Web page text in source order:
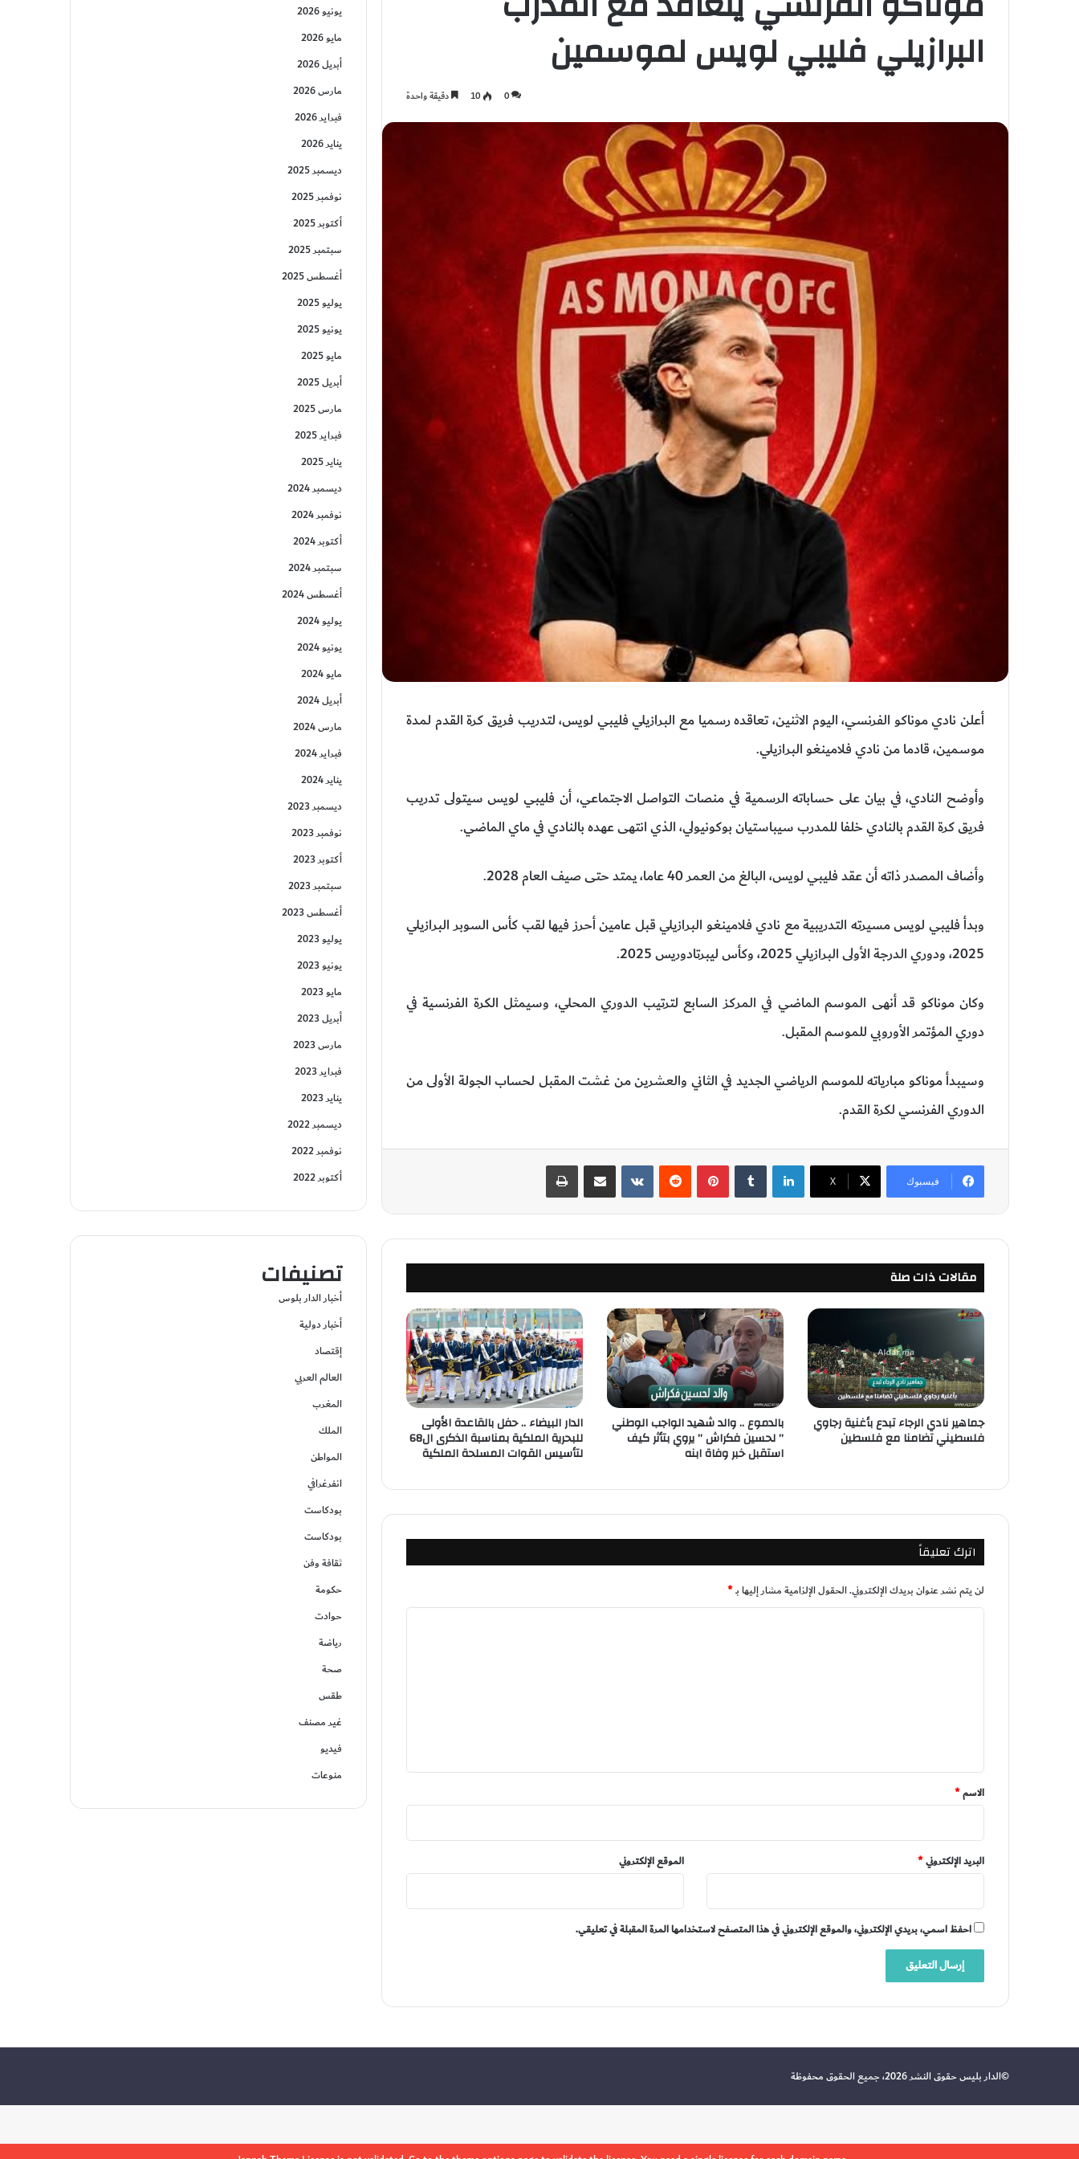
البرازيلي فليبي لويس لموسمين
0
10 دقيقة واحدة
أعلن نادي موناكو الفرنسي، اليوم الاثنين، تعاقده رسميا مع البرازيلي فليبي لويس، لتدريب فريق كرة القدم لمدة
موسمين، قادما من نادي فلامينغو البرازيلي.
وأوضح النادي، في بيان على حساباته الرسمية في منصات التواصل الاجتماعي، أن فليبي لويس سيتولى تدريب
فريق كرة القدم بالنادي خلفا للمدرب سيباستيان بوكونيولي، الذي انتهى عهده بالنادي في ماي الماضي.
وأضاف المصدر ذاته أن عقد فليبي لويس، البالغ من العمر 40 عاما، يمتد حتى صيف العام 2028.
وبدأ فليبي لويس مسيرته التدريبية مع نادي فلامينغو البرازيلي قبل عامين أحرز فيها لقب كأس السوبر البرازيلي
2025، ودوري الدرجة الأولى البرازيلي 2025، وكأس ليبرتادوريس 2025.
وكان موناكو قد أنهى الموسم الماضي في المركز السابع لترتيب الدوري المحلي، وسيمثل الكرة الفرنسية في
دوري المؤتمر الأوروبي للموسم المقبل.
وسيبدأ موناكو مبارياته للموسم الرياضي الجديد في الثاني والعشرين من غشت المقبل لحساب الجولة الأولى من
الدوري الفرنسي لكرة القدم.
فيسبوك ‫X
لينكدإن بينتيريست
مقالات ذات صلة
جماهير نادي الرجاء تبدع بأغنية رجاوي
فلسطيني تضامنا مع فلسطين
بالدموع .. والد شهيد الواجب الوطني
” لحسين فكراش ” يروي بتأثر كيف
استقبل خبر وفاة ابنه
الدار البيضاء .. حفل بالقاعدة الأولى
للبحرية الملكية بمناسبة الذكرى ال68
لتأسيس القوات المسلحة الملكية
اترك تعليقاً
لن يتم نشر عنوان بريدك الإلكتروني.الحقول الإلزامية مشار إليها بـ*
*
الاسم*
البريد الإلكتروني* الموقع الإلكتروني
احفظ اسمي، بريدي الإلكتروني، والموقع الإلكتروني في هذا المتصفح لاستخدامها المرة المقبلة في تعليقي.
يونيو 2026
مايو 2026
أبريل 2026
مارس 2026
فبراير 2026
يناير 2026
ديسمبر 2025
نوفمبر 2025
أكتوبر 2025
سبتمبر 2025
أغسطس 2025
يوليو 2025
يونيو 2025
مايو 2025
أبريل 2025
مارس 2025
فبراير 2025
يناير 2025
ديسمبر 2024
نوفمبر 2024
أكتوبر 2024
سبتمبر 2024
أغسطس 2024
يوليو 2024
يونيو 2024
مايو 2024
أبريل 2024
مارس 2024
فبراير 2024
يناير 2024
ديسمبر 2023
نوفمبر 2023
أكتوبر 2023
سبتمبر 2023
أغسطس 2023
يوليو 2023
يونيو 2023
مايو 2023
أبريل 2023
مارس 2023
فبراير 2023
يناير 2023
ديسمبر 2022
نوفمبر 2022
أكتوبر 2022
تصنيفات
أخبار الدار بلوس
أخبار دولية
إقتصاد
العالم العربي
المغرب
الملك
المواطن
انفرغرافي
بودكاست
بودكاست
ثقافة وفن
حكومة
حوادت
رياضة
صحة
طقس
غير مصنف
فيديو
منوعات
©الدار بليس حقوق النشر 2026، جميع الحقوق محفوظة